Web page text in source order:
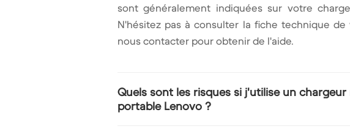
sont généralement indiquées sur votre
N'hésitez pas à consulter la fiche technique
nous contacter pour obtenir de l'aide.
Quels sont les risques si j'utilise un
portable Lenovo ?